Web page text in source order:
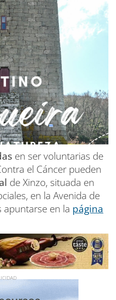
en ser voluntarias de
el Cáncer pueden
de Xinzo, situada en
en la Avenida de
en la página